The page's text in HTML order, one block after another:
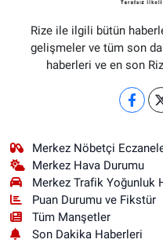
Rize ile ilgili bütün
gelişmeler ve tüm son
haberleri ve en son
Merkez Nöbetçi
Merkez Hava Durumu
Merkez Trafik Yoğunluk
Puan Durumu ve Fikstür
Tüm Manşetler
Son Dakika Haberleri